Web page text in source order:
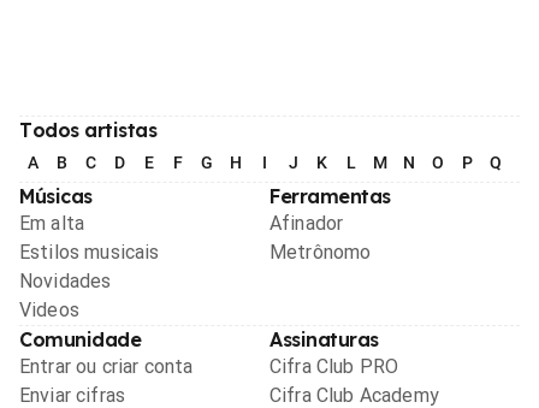
Todos artistas
A B C D E F G H I J K L M N O P Q
Músicas
Em alta
Estilos musicais
Novidades
Videos
Ferramentas
Afinador
Metrônomo
Comunidade
Entrar ou criar conta
Enviar cifras
Assinaturas
Cifra Club PRO
Cifra Club Academy